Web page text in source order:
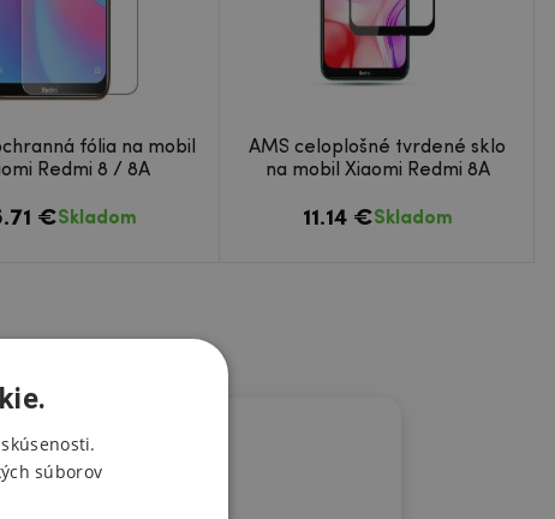
fólia na mobil
Redmi 8 / 8A
€Skladom
AMS celoplošné tvrdené sklo
na mobil Xiaomi Redmi 8A
11.14 €Skladom
súborov